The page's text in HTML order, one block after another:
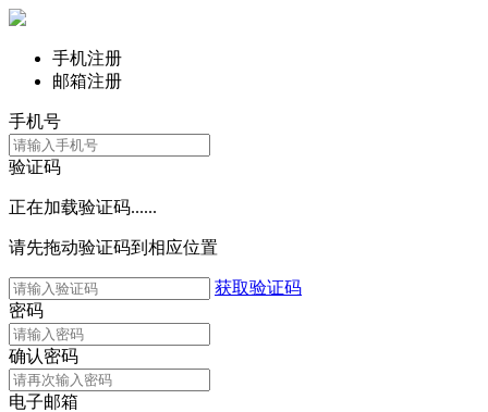
手机注册
邮箱注册
手机号
验证码
正在加载验证码......
请先拖动验证码到相应位置
获取验证码
密码
确认密码
电子邮箱